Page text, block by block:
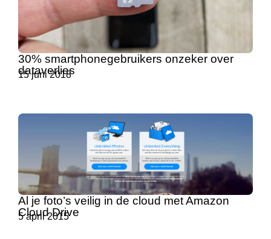
30% smartphonegebruikers onzeker over
dataverlies
15 juni 2018
Al je foto’s veilig in de cloud met Amazon
Cloud Drive
5 april 2015